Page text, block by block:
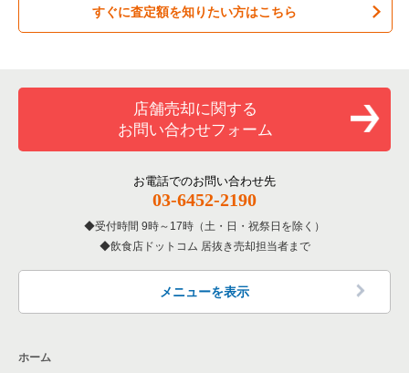
居酒屋・ダイニングバーの居抜き売却物件の案件一覧
洋食の居抜き売却物件の案件一覧
その他の居抜き売却物件の案件一覧
川崎市宮前区の飲食店の居抜き売却物件の案件一覧
川崎市幸区の飲食店の居抜き売却物件の案件一覧
厚木市の飲食店の居抜き売却物件の案件一覧
中郡の飲食店の居抜き売却物件の案件一覧
三浦郡の飲食店の居抜き売却物件の案件一覧
神奈川県のお弁当・惣菜・デリの居抜き売却物件の案件一覧
神奈川県のバーの居抜き売却物件の案件一覧
神奈川県の居酒屋・ダイニングバーの居抜き売却物件の案件一
神奈川県の専門料理の居抜き売却物件の案件一覧
神奈川県の和食の居抜き売却物件の案件一覧
神奈川県の洋食の居抜き売却物件の案件一覧
すぐに査定額を知りたい方はこちら
店舗売却に関する
お問い合わせフォーム
お電話でのお問い合わせ先
03-6452-2190
受付時間 9時～17時（土・日・祝祭日を除く）
飲食店ドットコム 居抜き売却担当者まで
メニューを表示
ホーム